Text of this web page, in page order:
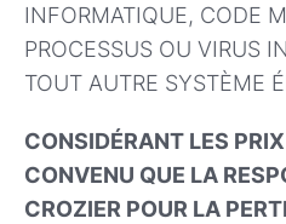
INFORMATIQUE, CODE
PROCESSUS OU VIRUS
TOUT AUTRE SYSTÈME
CONSIDÉRANT LES
CONVENU QUE LA
CROZIER POUR LA